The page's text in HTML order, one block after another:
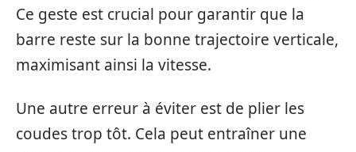
Ce geste est crucial pour garantir que la
barre reste sur la bonne trajectoire verticale,
maximisant ainsi la vitesse.
Une autre erreur à éviter est de plier les
coudes trop tôt. Cela peut entraîner une